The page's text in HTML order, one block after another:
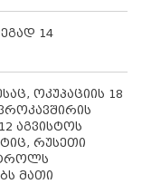
14
ოკუპაციის 18
აგვისტოს
რუსეთი
მათი